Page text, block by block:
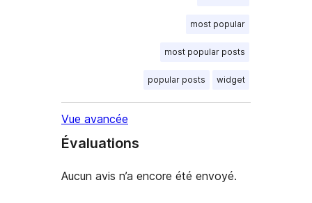
most popular
most popular posts
popular posts widget
Vue avancée
Évaluations
Aucun avis n’a encore été envoyé.